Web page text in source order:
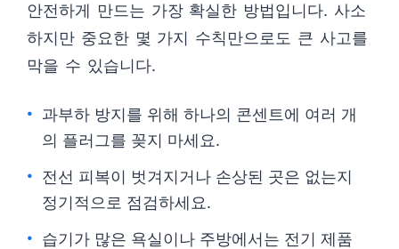
안전하게 만드는 가장 확실한 방법입니다. 사소
하지만 중요한 몇 가지 수칙만으로도 큰 사고를
막을 수 있습니다.
과부하 방지를 위해 하나의 콘센트에 여러 개
의 플러그를 꽂지 마세요.
전선 피복이 벗겨지거나 손상된 곳은 없는지
정기적으로 점검하세요.
습기가 많은 욕실이나 주방에서는 전기 제품